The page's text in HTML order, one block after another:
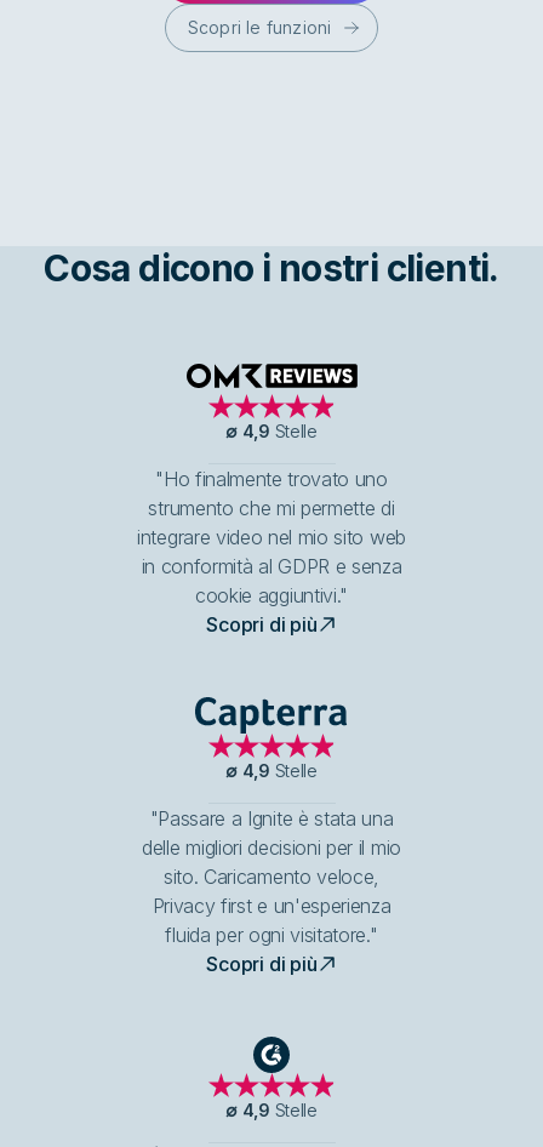
Scopri le funzioni
Cosa dicono i nostri clienti.
OMR Reviews
∅ 4,9 Stelle
"Ho finalmente trovato uno
strumento che mi permette di
integrare video nel mio sito web
in conformità al GDPR e senza
cookie aggiuntivi."
Scopri di più
Capterra
∅ 4,9 Stelle
"Passare a Ignite è stata una
delle migliori decisioni per il mio
sito. Caricamento veloce,
Privacy first e un'esperienza
fluida per ogni visitatore."
Scopri di più
G2
∅ 4,9 Stelle